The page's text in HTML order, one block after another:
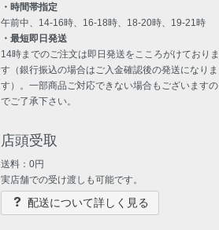
・時間帯指定
午前中、14-16時、16-18時、18-20時、19-21時
・最短即日発送
14時までのご注文は即日発送をこころがけておりま
す（銀行振込の場合はご入金確認後の発送になりま
す）。一部商品ご対応できない場合もございますの
でご了承下さい。
店頭受取
送料：0円
実店舗での受け渡しも可能です。
配送について詳しく見る